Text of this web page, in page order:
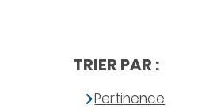
TRIER PAR :
Pertinence